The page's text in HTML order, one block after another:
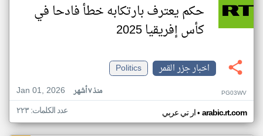
حكم يعترف بارتكابه خطأ فادحا في
كأس إفريقيا 2025
اخبار جزر القمر
Politics
Jan 01, 2026
منذ ٧ أشهر PG03WV
ار تي عربي• arabic.rt.com عدد الكلمات: ٢٢٣